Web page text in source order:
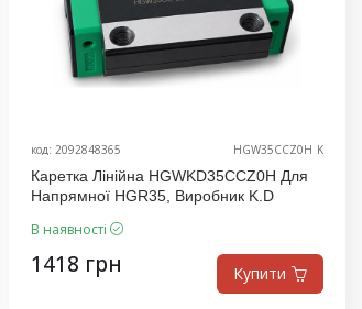
код: 2092848365 HGW35CCZ0H_K
Каретка Лінійна HGWKD35CCZ0H Для
Напрямної HGR35, Виробник K.D
В наявності
1418 грн Купити